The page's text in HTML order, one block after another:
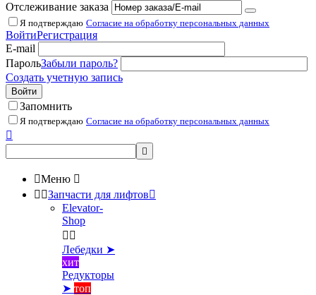
Отслеживание заказа
Я подтверждаю Согласие на обработку персональных данных
ВойтиРегистрация
E-mail
ПарольЗабыли пароль?
Создать учетную запись
Войти
Запомнить
Я подтверждаю Согласие на обработку персональных данных


Меню 
 Запчасти для лифтов
Elevator-
Shop
 
Лебедки ➤
хит
Редукторы
➤ топ